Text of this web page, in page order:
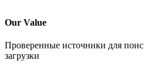
Our Value
Проверенные источники для
загрузки